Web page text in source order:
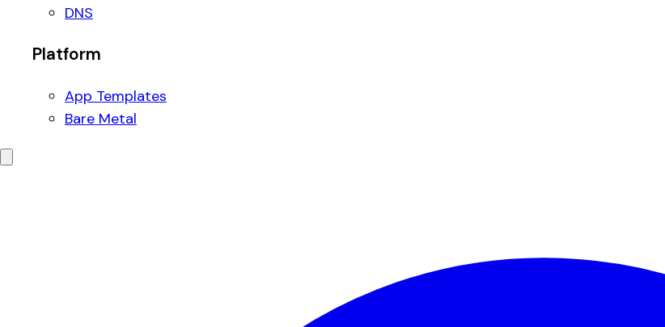
DNS
Platform
App Templates
Bare Metal